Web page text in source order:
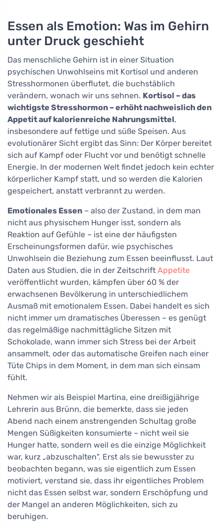
Essen als Emotion: Was im Gehirn
unter Druck geschieht
Das menschliche Gehirn ist in einer Situation
psychischen Unwohlseins mit Kortisol und anderen
Stresshormonen überflutet, die buchstäblich
verändern, wonach wir uns sehnen. Kortisol – das
wichtigste Stresshormon – erhöht nachweislich den
Appetit auf kalorienreiche Nahrungsmittel,
insbesondere auf fettige und süße Speisen. Aus
evolutionärer Sicht ergibt das Sinn: Der Körper bereitet
sich auf Kampf oder Flucht vor und benötigt schnelle
Energie. In der modernen Welt findet jedoch kein echter
körperlicher Kampf statt, und so werden die Kalorien
gespeichert, anstatt verbrannt zu werden.
Emotionales Essen – also der Zustand, in dem man
nicht aus physischem Hunger isst, sondern als
Reaktion auf Gefühle – ist eine der häufigsten
Erscheinungsformen dafür, wie psychisches
Unwohlsein die Beziehung zum Essen beeinflusst. Laut
Daten aus Studien, die in der Zeitschrift Appetite
veröffentlicht wurden, kämpfen über 60 % der
erwachsenen Bevölkerung in unterschiedlichem
Ausmaß mit emotionalem Essen. Dabei handelt es sich
nicht immer um dramatisches Überessen – es genügt
das regelmäßige nachmittägliche Sitzen mit
Schokolade, wann immer sich Stress bei der Arbeit
ansammelt, oder das automatische Greifen nach einer
Tüte Chips in dem Moment, in dem man sich einsam
fühlt.
Nehmen wir als Beispiel Martina, eine dreißigjährige
Lehrerin aus Brünn, die bemerkte, dass sie jeden
Abend nach einem anstrengenden Schultag große
Mengen Süßigkeiten konsumierte – nicht weil sie
Hunger hatte, sondern weil es die einzige Möglichkeit
war, kurz „abzuschalten". Erst als sie bewusster zu
beobachten begann, was sie eigentlich zum Essen
motiviert, verstand sie, dass ihr eigentliches Problem
nicht das Essen selbst war, sondern Erschöpfung und
der Mangel an anderen Möglichkeiten, sich zu
beruhigen.